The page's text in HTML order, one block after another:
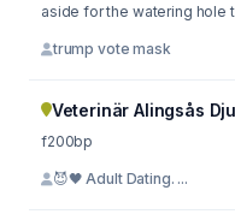
aside for the watering hole
trump vote mask
Veterinär Alingsås
f200bp
😈🖤 Adult Dating. ...